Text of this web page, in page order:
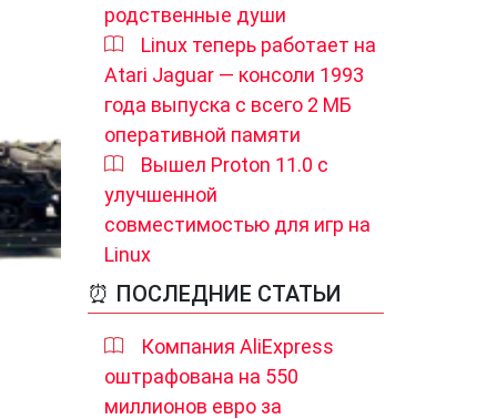
родственные души
Linux теперь работает на
Atari Jaguar — консоли 1993
года выпуска с всего 2 МБ
оперативной памяти
Вышел Proton 11.0 с
улучшенной
совместимостью для игр на
Linux
⏰ ПОСЛЕДНИЕ СТАТЬИ
Компания AliExpress
оштрафована на 550
миллионов евро за